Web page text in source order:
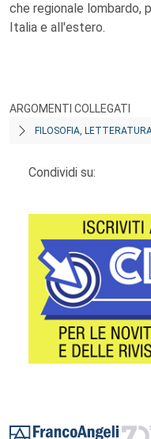
che regionale lombardo,
Italia e all'estero.
ARGOMENTI COLLEGATI
FILOSOFIA,
Condividi su: